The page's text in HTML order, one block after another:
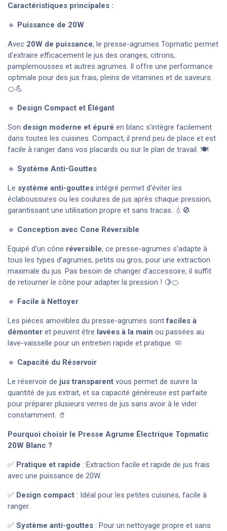
Caractéristiques principales :
🔹 Puissance de 20W
Avec 20W de puissance, le presse-agrumes Topmatic permet
d'extraire efficacement le jus des oranges, citrons,
pamplemousses et autres agrumes. Il offre une performance
optimale pour des jus frais, pleins de vitamines et de saveurs.
🍊💪
🔹 Design Compact et Élégant
Son design moderne et épuré en blanc s’intègre facilement
dans toutes les cuisines. Compact, il prend peu de place et est
facile à ranger dans vos placards ou sur le plan de travail. 🍽️
🔹 Système Anti-Gouttes
Le système anti-gouttes intégré permet d'éviter les
éclaboussures ou les coulures de jus après chaque pression,
garantissant une utilisation propre et sans tracas. 💧🚫
🔹 Conception avec Cone Réversible
Equipé d'un cône réversible, ce presse-agrumes s’adapte à
tous les types d’agrumes, petits ou gros, pour une extraction
maximale du jus. Pas besoin de changer d'accessoire, il suffit
de retourner le cône pour adapter la pression ! 🍋🍊
🔹 Facile à Nettoyer
Les pièces amovibles du presse-agrumes sontfaciles à
démonter et peuvent être lavées à la main ou passées au
lave-vaisselle pour un entretien rapide et pratique. 🧼
🔹 Capacité du Réservoir
Le réservoir de jus transparent vous permet de suivre la
quantité de jus extrait, et sa capacité généreuse est parfaite
pour préparer plusieurs verres de jus sans avoir à le vider
constamment. 🥤
Pourquoi choisir le Presse Agrume Électrique Topmatic
20W Blanc ?
✅ Pratique et rapide : Extraction facile et rapide de jus frais
avec une puissance de 20W.
✅ Design compact : Idéal pour les petites cuisines, facile à
ranger.
✅ Système anti-gouttes : Pour un nettoyage propre et sans